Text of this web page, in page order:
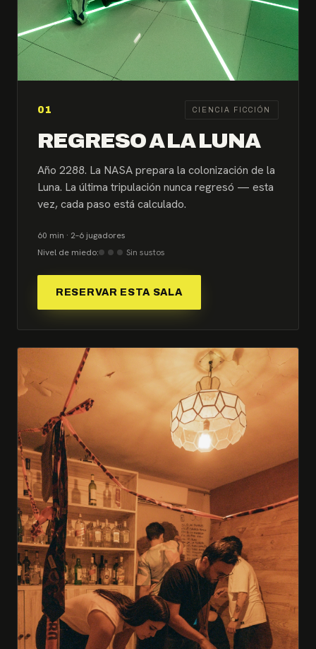
01 CIENCIA FICCIÓN
REGRESO A LA LUNA
Año 2288. La NASA prepara la colonización de la
Luna. La última tripulación nunca regresó — esta
vez, cada paso está calculado.
60 min · 2–6 jugadores
Nivel de miedo:
Sin sustos
RESERVAR ESTA SALA